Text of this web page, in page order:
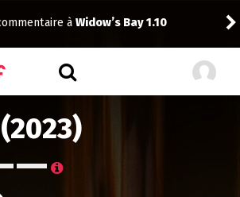
12àAbbott Elementary 2.14